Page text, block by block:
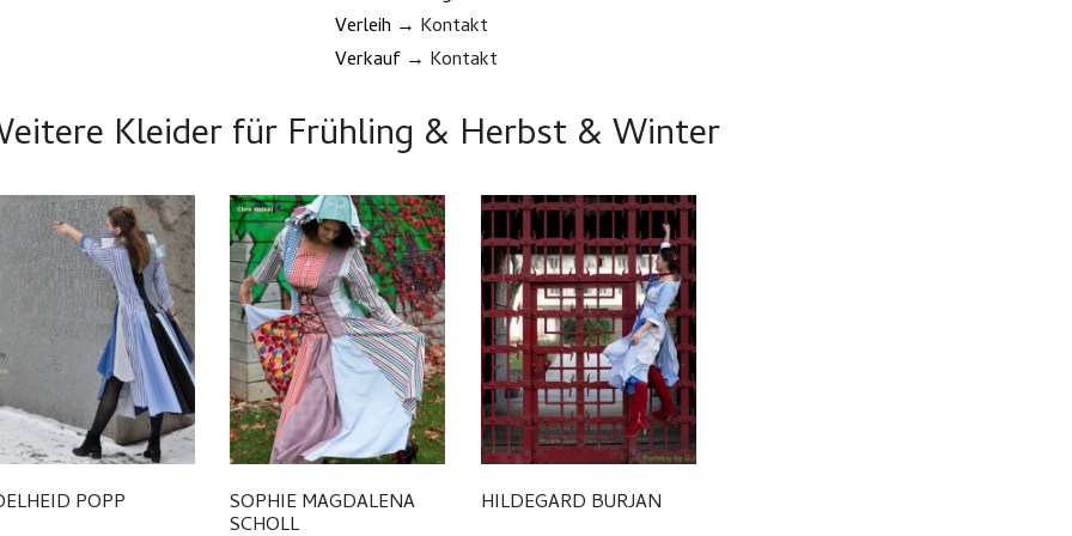
Verleih → Kontakt
Verkauf → Kontakt
Kleider für Frühling & Herbst & Winter
POPP SOPHIE MAGDALENA
SCHOLL
HILDEGARD BURJAN